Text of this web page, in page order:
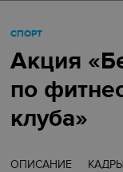
СПОРТ
Акция
по
клуба»
ОПИСАНИЕ КАДРЫ